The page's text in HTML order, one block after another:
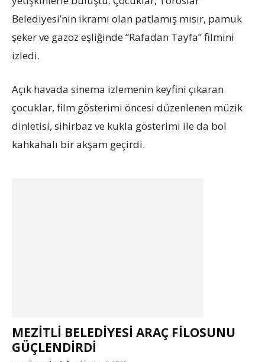
Belediyesi’nin ikramı olan patlamış mısır, pamuk
şeker ve gazoz eşliğinde “Rafadan Tayfa” filmini
izledi.
Açık havada sinema izlemenin keyfini çıkaran
çocuklar, film gösterimi öncesi düzenlenen müzik
dinletisi, sihirbaz ve kukla gösterimi ile da bol
kahkahalı bir akşam geçirdi.
MEZİTLİ BELEDİYESİ ARAÇ FİLOSUNU
GÜÇLENDİRDİ